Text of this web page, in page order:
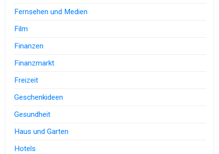
Fernsehen und Medien
Film
Finanzen
Finanzmarkt
Freizeit
Geschenkideen
Gesundheit
Haus und Garten
Hotels